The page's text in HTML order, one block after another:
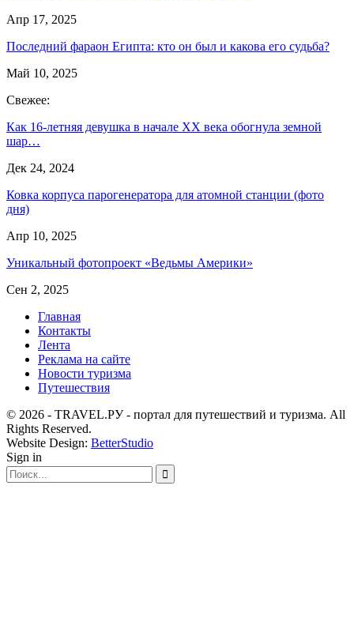
Апр 17, 2025
Последний фараон Египта: кто он был и какова его судьба?
Май 10, 2025
Свежее:
Как 16-летняя девушка в начале XX века обогнула земной
шар…
Дек 24, 2024
Ковка корпуса парогенератора для атомной станции (фото
дня)
Апр 10, 2025
Уникальный фотопроект «Ведьмы Америки»
Сен 2, 2025
Главная
Контакты
Лента
Реклама на сайте
Новости туризма
Путешествия
© 2026 - TRAVEL.РУ - портал для путешествий и туризма. All
Rights Reserved.
Website Design: BetterStudio
Sign in